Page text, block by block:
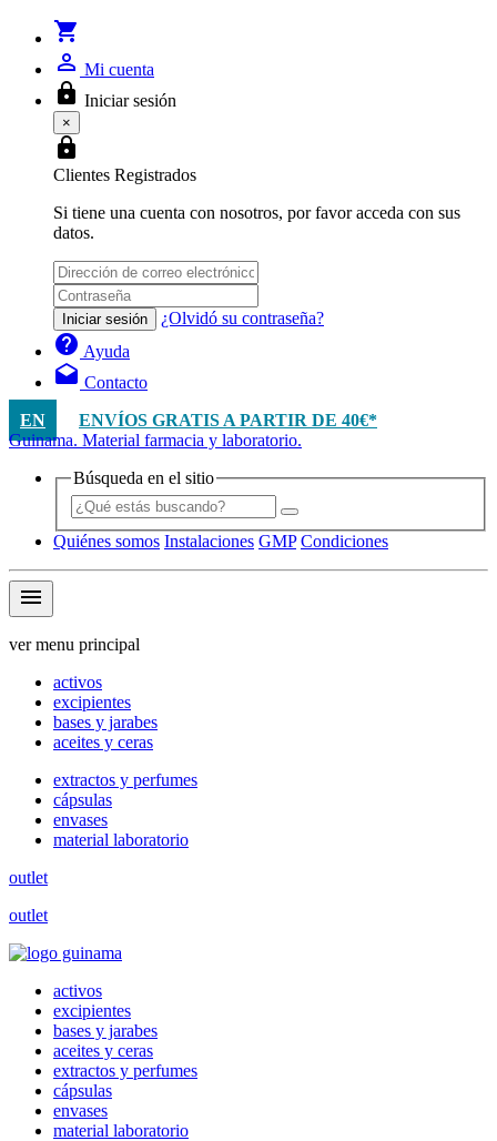
shopping_cart
person_outline Mi cuenta
lock Iniciar sesión
×
lock
Clientes Registrados
Si tiene una cuenta con nosotros, por favor acceda con sus
datos.
Iniciar sesión ¿Olvidó su contraseña?
help Ayuda
drafts Contacto
EN
ENVÍOS GRATIS A PARTIR DE 40€*
Guinama. Material farmacia y laboratorio.
Búsqueda en el sitio
Quiénes somos Instalaciones GMP Condiciones
menu
ver menu principal
activos
excipientes
bases y jarabes
aceites y ceras
extractos y perfumes
cápsulas
envases
material laboratorio
outlet
outlet
activos
excipientes
bases y jarabes
aceites y ceras
extractos y perfumes
cápsulas
envases
material laboratorio